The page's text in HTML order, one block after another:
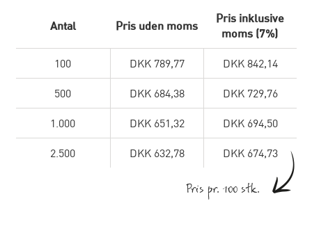
Antal Pris uden moms
Pris inklusive
moms (7%)
100 DKK 789,77 DKK 842,14
500 DKK 684,38 DKK 729,76
1.000 DKK 651,32 DKK 694,50
2.500 DKK 632,78 DKK 674,73
Pris pr. 100 stk.